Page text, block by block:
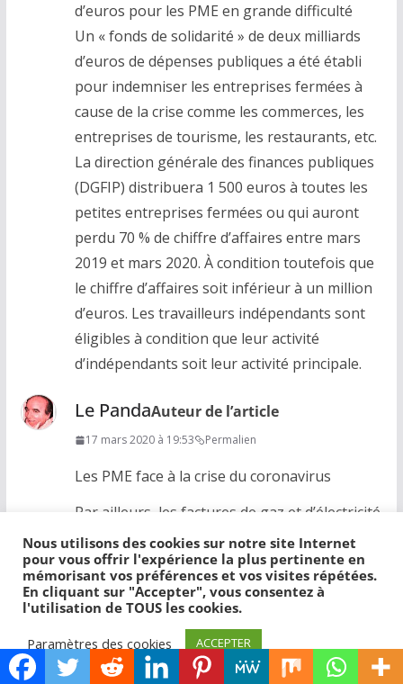
d’euros pour les PME en grande difficulté
Un « fonds de solidarité » de deux milliards
d’euros de dépenses publiques a été établi
pour indemniser les entreprises fermées à
cause de la crise comme les commerces, les
entreprises de tourisme, les restaurants, etc.
La direction générale des finances publiques
(DGFIP) distribuera 1 500 euros à toutes les
petites entreprises fermées ou qui auront
perdu 70 % de chiffre d’affaires entre mars
2019 et mars 2020. À condition toutefois que
le chiffre d’affaires soit inférieur à un million
d’euros. Les travailleurs indépendants sont
éligibles à condition que leur activité
d’indépendants soit leur activité principale.
Le PandaAuteur de l’article
17 mars 2020 à 19:53 Permalien
Les PME face à la crise du coronavirus
Par ailleurs, les factures de gaz et d’électricité
pourront être repoussées sur demandes,
tout comme les loyers des commerçants
installés dans des centres commerciaux. Ces
mesures reposent toutefois sur la bonne
volonté des bailleurs, ou des fournisseurs
d’énergie. Le conseil national des centres
Nous utilisons des cookies sur notre site Internet
pour vous offrir l'expérience la plus pertinente en
mémorisant vos préférences et vos visites répétées.
En cliquant sur "Accepter", vous consentez à
l'utilisation de TOUS les cookies.
Paramètres des cookies
ACCEPTER